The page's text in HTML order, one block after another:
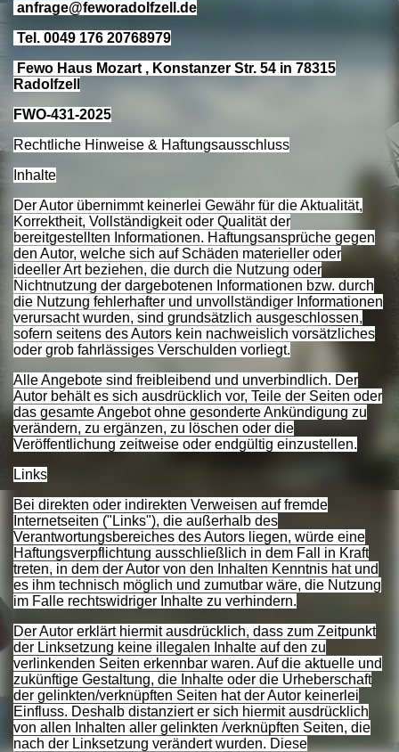
anfrage@feworadolfzell.de
Tel. 0049 176 20768979
Fewo Haus Mozart , Konstanzer Str. 54 in 78315
Radolfzell
FWO-431-2025
Rechtliche Hinweise & Haftungsausschluss
Inhalte
Der Autor übernimmt keinerlei Gewähr für die Aktualität,
Korrektheit, Vollständigkeit oder Qualität der
bereitgestellten Informationen. Haftungsansprüche gegen
den Autor, welche sich auf Schäden materieller oder
ideeller Art beziehen, die durch die Nutzung oder
Nichtnutzung der dargebotenen Informationen bzw. durch
die Nutzung fehlerhafter und unvollständiger Informationen
verursacht wurden, sind grundsätzlich ausgeschlossen,
sofern seitens des Autors kein nachweislich vorsätzliches
oder grob fahrlässiges Verschulden vorliegt.
Alle Angebote sind freibleibend und unverbindlich. Der
Autor behält es sich ausdrücklich vor, Teile der Seiten oder
das gesamte Angebot ohne gesonderte Ankündigung zu
verändern, zu ergänzen, zu löschen oder die
Veröffentlichung zeitweise oder endgültig einzustellen.
Links
Bei direkten oder indirekten Verweisen auf fremde
Internetseiten ("Links"), die außerhalb des
Verantwortungsbereiches des Autors liegen, würde eine
Haftungsverpflichtung ausschließlich in dem Fall in Kraft
treten, in dem der Autor von den Inhalten Kenntnis hat und
es ihm technisch möglich und zumutbar wäre, die Nutzung
im Falle rechtswidriger Inhalte zu verhindern.
Der Autor erklärt hiermit ausdrücklich, dass zum Zeitpunkt
der Linksetzung keine illegalen Inhalte auf den zu
verlinkenden Seiten erkennbar waren. Auf die aktuelle und
zukünftige Gestaltung, die Inhalte oder die Urheberschaft
der gelinkten/verknüpften Seiten hat der Autor keinerlei
Einfluss. Deshalb distanziert er sich hiermit ausdrücklich
von allen Inhalten aller gelinkten /verknüpften Seiten, die
nach der Linksetzung verändert wurden. Diese